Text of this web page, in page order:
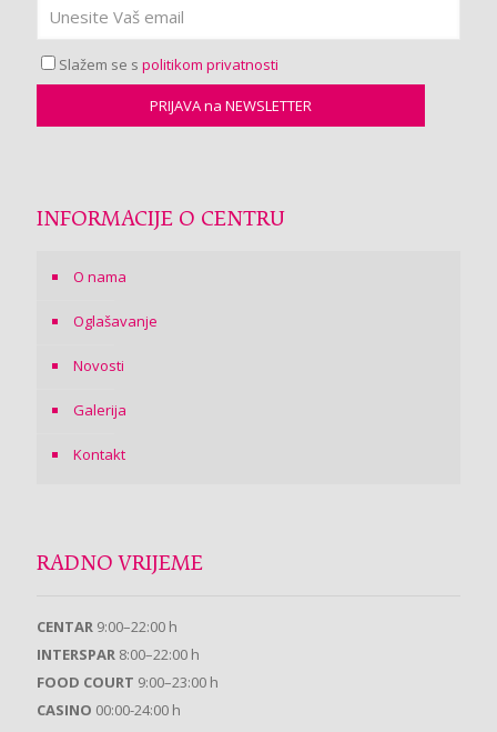
Slažem se s politikom privatnosti
INFORMACIJE O CENTRU
O nama
Oglašavanje
Novosti
Galerija
Kontakt
RADNO VRIJEME
CENTAR 9:00–22:00 h
INTERSPAR 8:00–22:00 h
FOOD COURT 9:00–23:00 h
CASINO 00:00-24:00 h